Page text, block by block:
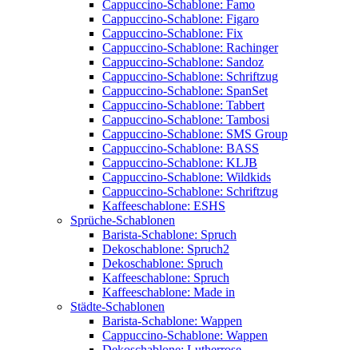
Cappuccino-Schablone: Famo
Cappuccino-Schablone: Figaro
Cappuccino-Schablone: Fix
Cappuccino-Schablone: Rachinger
Cappuccino-Schablone: Sandoz
Cappuccino-Schablone: Schriftzug
Cappuccino-Schablone: SpanSet
Cappuccino-Schablone: Tabbert
Cappuccino-Schablone: Tambosi
Cappuccino-Schablone: SMS Group
Cappuccino-Schablone: BASS
Cappuccino-Schablone: KLJB
Cappuccino-Schablone: Wildkids
Cappuccino-Schablone: Schriftzug
Kaffeeschablone: ESHS
Sprüche-Schablonen
Barista-Schablone: Spruch
Dekoschablone: Spruch2
Dekoschablone: Spruch
Kaffeeschablone: Spruch
Kaffeeschablone: Made in
Städte-Schablonen
Barista-Schablone: Wappen
Cappuccino-Schablone: Wappen